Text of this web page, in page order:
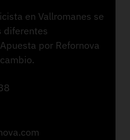
en Vallromanes se
diferentes
por Refornova